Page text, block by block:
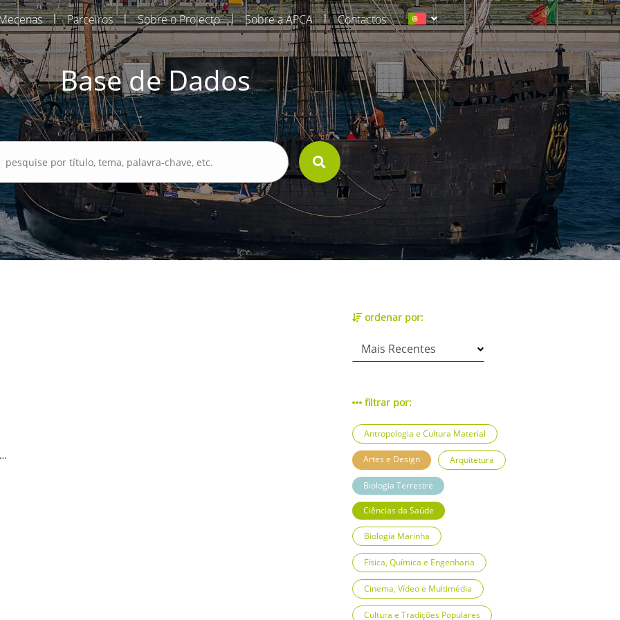
| Parceiros | Sobre o Projecto | Sobre a APCA | Contactos
Base de Dados
ordenar por:
filtrar por:
Antropologia e Cultura Material
Artes e Design Arquitetura
Biologia Terrestre
Ciências da Saúde
Biologia Marinha
Física, Química e Engenharia
Cinema, Vídeo e Multimédia
Cultura e Tradições Populares